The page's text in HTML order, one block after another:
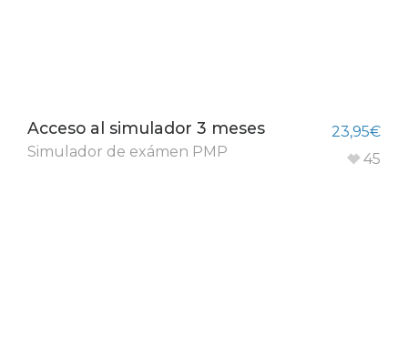
Acceso al simulador 3 meses
Simulador de exámen PMP
23,95€
45